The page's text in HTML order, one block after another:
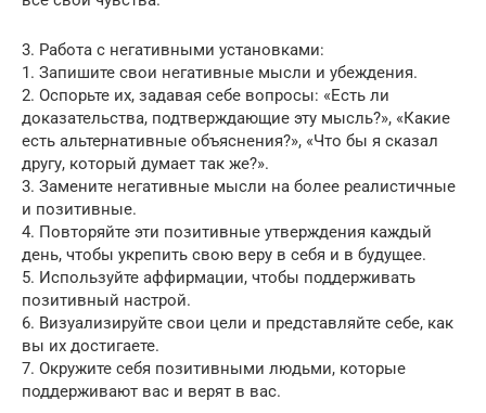
3. Работа с негативными установками:
1. Запишите свои негативные мысли и убеждения.
2. Оспорьте их, задавая себе вопросы: «Есть ли
доказательства, подтверждающие эту мысль?», «Какие
есть альтернативные объяснения?», «Что бы я сказал
другу, который думает так же?».
3. Замените негативные мысли на более реалистичные
и позитивные.
4. Повторяйте эти позитивные утверждения каждый
день, чтобы укрепить свою веру в себя и в будущее.
5. Используйте аффирмации, чтобы поддерживать
позитивный настрой.
6. Визуализируйте свои цели и представляйте себе, как
вы их достигаете.
7. Окружите себя позитивными людьми, которые
поддерживают вас и верят в вас.